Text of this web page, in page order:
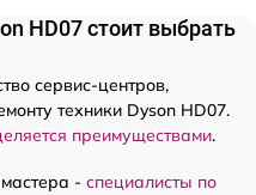
HD07 стоит выбрать
сервис-центров,
техники Dyson HD07.
преимуществами.
- специалисты по